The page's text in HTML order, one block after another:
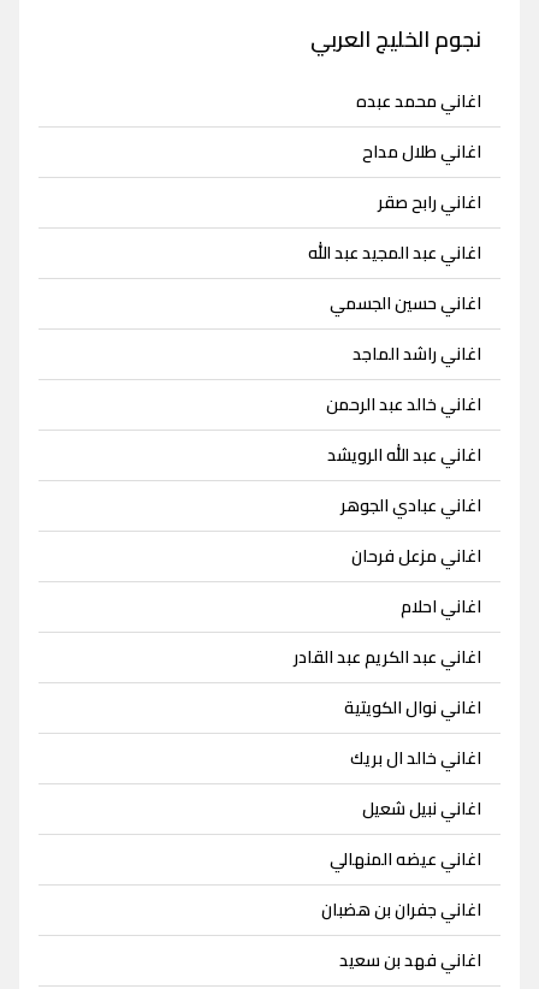
نجوم الخليج العربي
اغاني محمد عبده
اغاني طلال مداح
اغاني رابح صقر
اغاني عبد المجيد عبد الله
اغاني حسين الجسمي
اغاني راشد الماجد
اغاني خالد عبد الرحمن
اغاني عبد الله الرويشد
اغاني عبادي الجوهر
اغاني مزعل فرحان
اغاني احلام
اغاني عبد الكريم عبد القادر
اغاني نوال الكويتية
اغاني خالد ال بريك
اغاني نبيل شعيل
اغاني عيضه المنهالي
اغاني جفران بن هضبان
اغاني فهد بن سعيد